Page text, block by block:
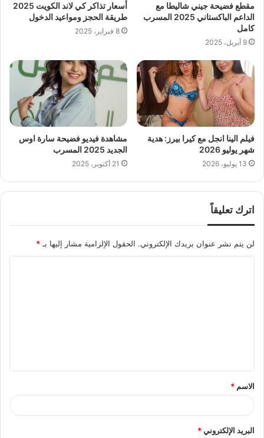
مقطع فضيحة جيني شاليطا مع
الداعم الباكستاني 2025 المسرب
كامل
9 أبريل، 2025
أسعار تذاكر كي لاند الكويت 2025
طريقة الحجز ومواعيد الدخول
8 فبراير، 2025
فيلم الينا انجل مع كيرا بيرز: هدية
شهر يوليو 2026
13 يوليو، 2026
مشاهدة فيديو فضيحة سارة اوس
الجديد 2025 المسرب
21 أكتوبر، 2025
اترك تعليقاً
لن يتم نشر عنوان بريدك الإلكتروني. الحقول الإلزامية مشار إليها بـ *
ق
*
الاسم *
البريد الإلكتروني*